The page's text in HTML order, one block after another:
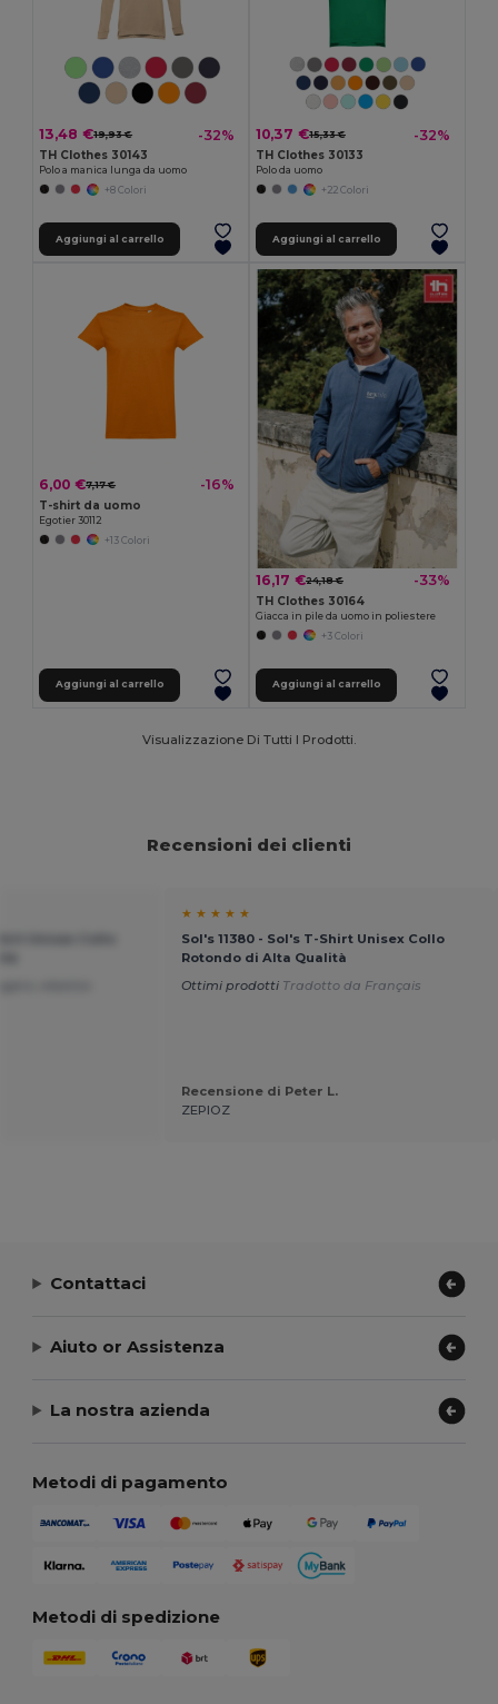
13,48 €19,93 € -32%
TH Clothes 30143
Polo a manica lunga da uomo
+8 Colori
Aggiungi al carrello
10,37 €15,33 € -32%
TH Clothes 30133
Polo da uomo
+22 Colori
Aggiungi al carrello
6,00 €7,17 € -16%
T-shirt da uomo
Egotier 30112
+13 Colori
Aggiungi al carrello
16,17 €24,18 € -33%
TH Clothes 30164
Giacca in pile da uomo in poliestere
+3 Colori
Aggiungi al carrello
Visualizzazione Di Tutti I Prodotti.
Recensioni dei clienti
★ ★ ★ ★ ★
Sol's 11380 - Sol's T-Shirt Unisex Collo
Rotondo di Alta Qualità
Ottimi prodotti Tradotto da Français
Recensione di Peter L.
ZEPIOZ
Contattaci
Aiuto or Assistenza
La nostra azienda
Metodi di pagamento
Metodi di spedizione